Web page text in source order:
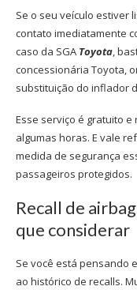
Se o seu veículo estiver
contato imediatamente
caso da SGA Toyota,
concessionária Toyota,
substituição do inflador
Esse serviço é gratuito
algumas horas. E vale
medida de segurança
passageiros protegidos.
Recall de
que considerar
Se você está pensando
ao histórico de recalls.